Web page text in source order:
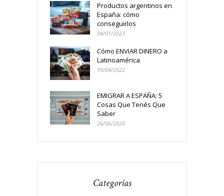
Productos argentinos en
España: cómo
conseguirlos
04/01/2023
Cómo ENVIAR DINERO a
Latinoamérica
19/04/2022
EMIGRAR A ESPAÑA: 5
Cosas Que Tenés Que
Saber
26/06/2020
Categorías